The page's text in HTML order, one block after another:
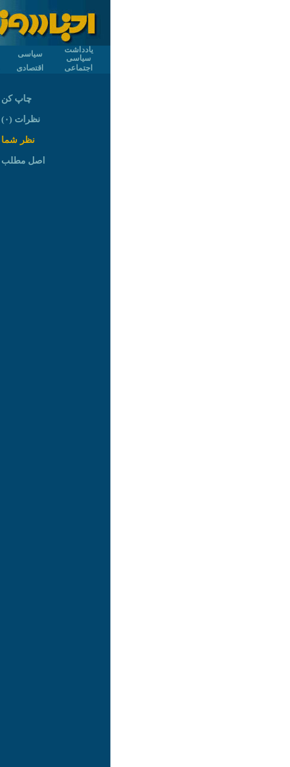
یادداشت
سیاسی
سیاسی
اجتماعی
اقتصادی
چاپ کن
نظرات (۰)
نظر شما
اصل مطلب